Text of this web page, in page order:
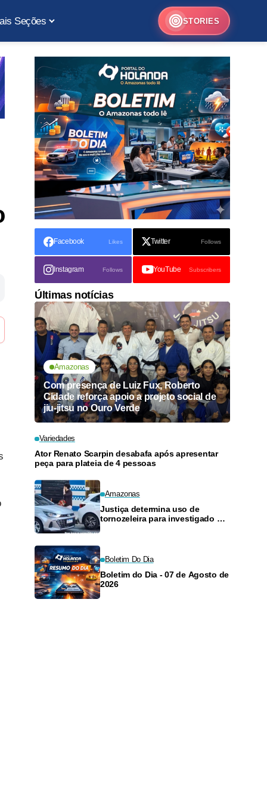
Seções STORIES
Facebook Likes Twitter Follows
Instagram Follows YouTube Subscribers
Últimas notícias
Amazonas
Com presença de Luiz Fux, Roberto
Cidade reforça apoio a projeto social de
jiu-jitsu no Ouro Verde
Variedades
Ator Renato Scarpin desabafa após apresentar
peça para plateia de 4 pessoas
Amazonas
Justiça determina uso de
tornozeleira para investigado por
Boletim Do Dia
Boletim do Dia - 07 de Agosto de
2026